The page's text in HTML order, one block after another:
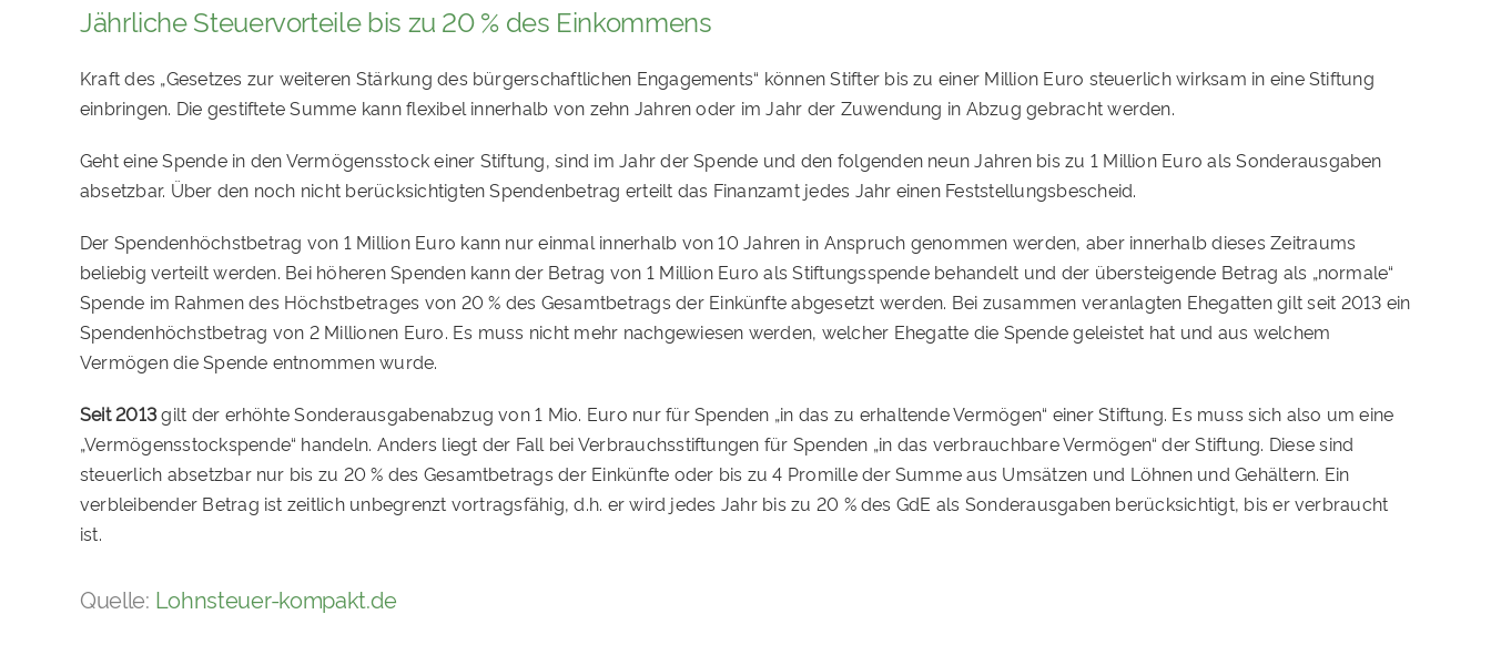
Jährliche Steuervorteile bis zu 20 % des Einkommens
Kraft des „Gesetzes zur weiteren Stärkung des bürgerschaftlichen Engagements“ können Stifter bis zu einer Million Euro steuerlich wirksam in eine Stiftung
einbringen. Die gestiftete Summe kann flexibel innerhalb von zehn Jahren oder im Jahr der Zuwendung in Abzug gebracht werden.
Geht eine Spende in den Vermögensstock einer Stiftung, sind im Jahr der Spende und den folgenden neun Jahren bis zu 1 Million Euro als Sonderausgaben
absetzbar. Über den noch nicht berücksichtigten Spendenbetrag erteilt das Finanzamt jedes Jahr einen Feststellungsbescheid.
Der Spendenhöchstbetrag von 1 Million Euro kann nur einmal innerhalb von 10 Jahren in Anspruch genommen werden, aber innerhalb dieses Zeitraums
beliebig verteilt werden. Bei höheren Spenden kann der Betrag von 1 Million Euro als Stiftungsspende behandelt und der übersteigende Betrag als „normale“
Spende im Rahmen des Höchstbetrages von 20 % des Gesamtbetrags der Einkünfte abgesetzt werden. Bei zusammen veranlagten Ehegatten gilt seit 2013 ein
Spendenhöchstbetrag von 2 Millionen Euro. Es muss nicht mehr nachgewiesen werden, welcher Ehegatte die Spende geleistet hat und aus welchem
Vermögen die Spende entnommen wurde.
Seit 2013gilt der erhöhte Sonderausgabenabzug von 1 Mio. Euro nur für Spenden „in das zu erhaltende Vermögen“ einer Stiftung. Es muss sich also um eine
„Vermögensstockspende“ handeln. Anders liegt der Fall bei Verbrauchsstiftungen für Spenden „in das verbrauchbare Vermögen“ der Stiftung. Diese sind
steuerlich absetzbar nur bis zu 20 % des Gesamtbetrags der Einkünfte oder bis zu 4 Promille der Summe aus Umsätzen und Löhnen und Gehältern. Ein
verbleibender Betrag ist zeitlich unbegrenzt vortragsfähig, d.h. er wird jedes Jahr bis zu 20 % des GdE als Sonderausgaben berücksichtigt, bis er verbraucht
ist.
Quelle: Lohnsteuer-kompakt.de